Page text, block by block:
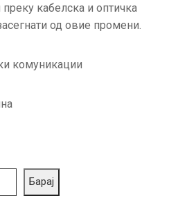
кабелска и оптичка
од овие промени.
комуникации
Барај